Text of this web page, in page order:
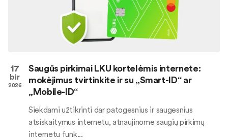
17
bir
2026
Saugūs pirkimai LKU kortelėmis internete:
mokėjimus tvirtinkite ir su „Smart-ID“ ar
„Mobile-ID“
Siekdami užtikrinti dar patogesnius ir saugesnius
atsiskaitymus internetu, atnaujinome saugių pirkimų
internetu funk...